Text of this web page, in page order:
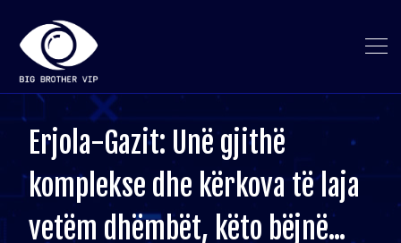
Erjola-Gazit: Unë gjithë
komplekse dhe kërkova të laja
vetëm dhëmbët, këto bëjnë...